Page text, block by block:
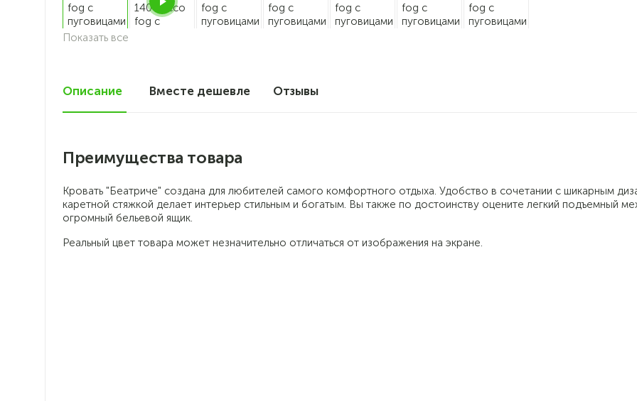
Показать все
Описание Вместе дешевле Отзывы
Преимущества товара
Кровать "Беатриче" создана для любителей самого комфортного отдыха. Удобство в сочетании с шикарным
каретной стяжкой делает интерьер стильным и богатым. Вы также по достоинству оцените легкий подъемный
огромный бельевой ящик.
Реальный цвет товара может незначительно отличаться от изображения на экране.